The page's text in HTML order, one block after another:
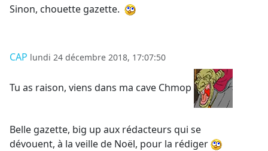
Sinon, chouette gazette.
CAP lundi 24 décembre 2018, 17:07:50
Tu as raison, viens dans ma cave Chmop
Belle gazette, big up aux rédacteurs qui se
dévouent, à la veille de Noël, pour la rédiger